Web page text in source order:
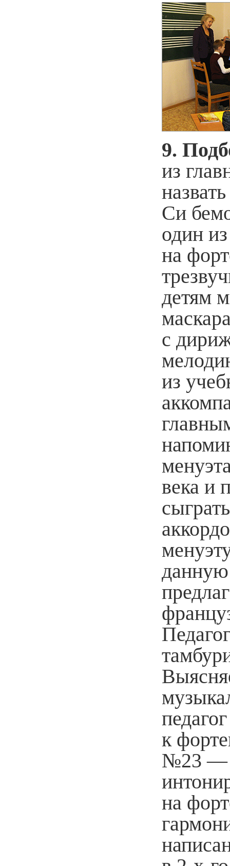
9.
из
Си
один
на
детям
с
из
века и
данную
к
№23 —
на